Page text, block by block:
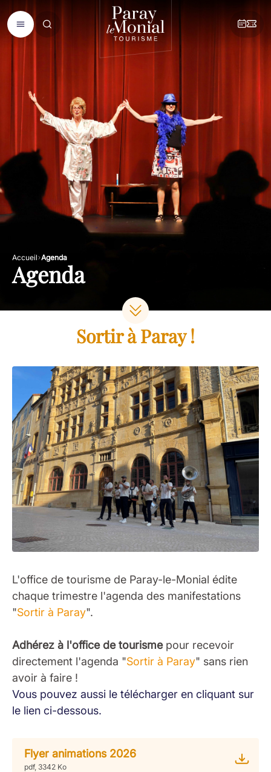
Accueil Agenda
Agenda
Sortir à Paray !
L'office de tourisme de Paray-le-Monial édite
chaque trimestre l'agenda des manifestations
"Sortir à Paray".
Adhérez à l'office de tourismepour recevoir
directement l'agenda "Sortir à Paray" sans rien
avoir à faire !
Vous pouvez aussi le télécharger en cliquant sur
le lien ci-dessous.
Flyer animations 2026
pdf, 3342 Ko